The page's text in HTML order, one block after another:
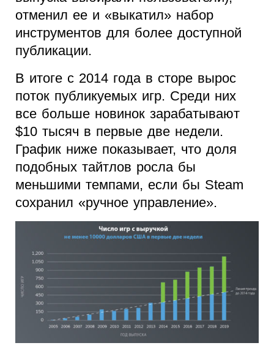
отменил ее и «выкатил» набор
инструментов для более доступной
публикации.
В итоге с 2014 года в сторе вырос
поток публикуемых игр. Среди них
все больше новинок зарабатывают
$10 тысяч в первые две недели.
График ниже показывает, что доля
подобных тайтлов росла бы
меньшими темпами, если бы Steam
сохранил «ручное управление».